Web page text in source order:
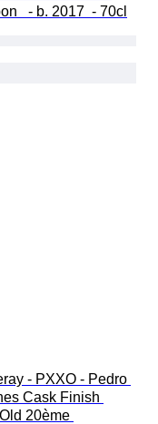
- b. 2017  - 70cl
- PXXO - Pedro
Cask Finish
20ème